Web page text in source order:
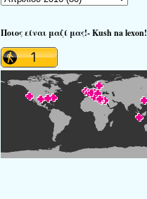
Ποιος είναι μαζί μας!- Kush na lexon!